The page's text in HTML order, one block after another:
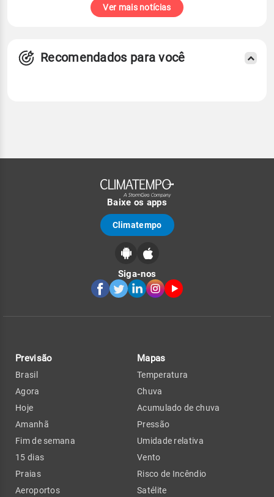
Ver mais notícias
Recomendados para você
Baixe os apps
Climatempo
Siga-nos
Previsão
Brasil
Agora
Hoje
Amanhã
Fim de semana
15 dias
Praias
Aeroportos
Mapas
Temperatura
Chuva
Acumulado de chuva
Pressão
Umidade relativa
Vento
Risco de Incêndio
Satélite